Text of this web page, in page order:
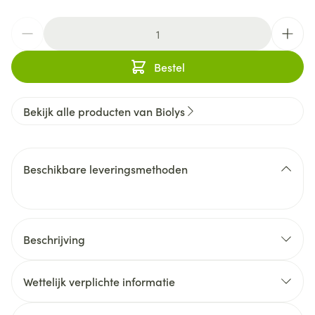
Bestel
Bekijk alle producten van Biolys
Beschikbare leveringsmethoden
Beschrijving
Wettelijk verplichte informatie